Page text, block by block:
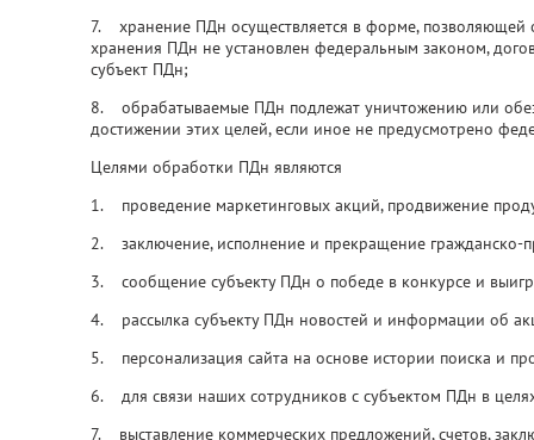
7. хранение ПДн осуществляется в форме, позволяющей
хранения ПДн не установлен федеральным законом,
субъект ПДн;
8. обрабатываемые ПДн подлежат уничтожению или
достижении этих целей, если иное не предусмотрено
Целями обработки ПДн являются
1. проведение маркетинговых акций, продвижение
2. заключение, исполнение и прекращение
3. сообщение субъекту ПДн о победе в конкурсе и
4. рассылка субъекту ПДн новостей и информации об
5. персонализация сайта на основе истории поиска и
6. для связи наших сотрудников с субъектом ПДн в
7. выставление коммерческих предложений, счетов,